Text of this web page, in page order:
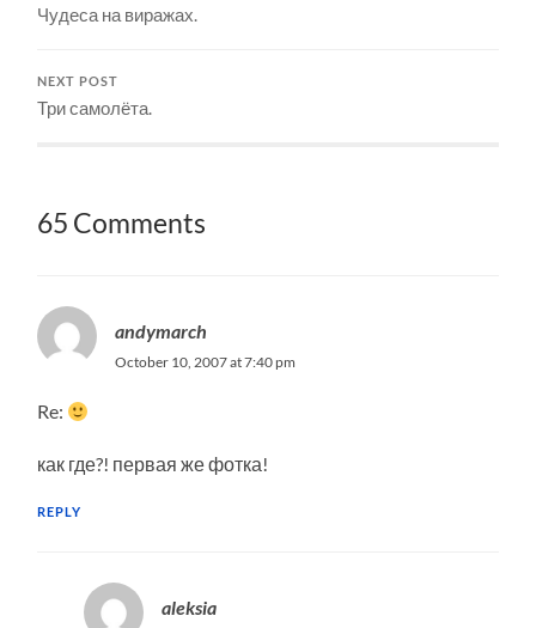
Чудеса на виражах.
NEXT POST
Три самолёта.
65 Comments
andymarch
October 10, 2007 at 7:40 pm
Re:
как где?! первая же фотка!
REPLY
aleksia